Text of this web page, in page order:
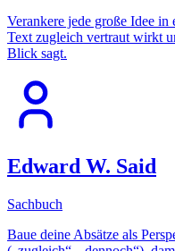
Verankere jede große Idee
Text zugleich vertraut wirkt
Blick sagt.
Edward W. Said
Sachbuch
Baue deine Absätze als